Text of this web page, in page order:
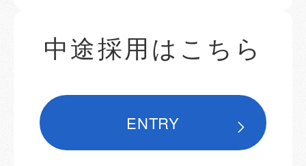
中途採用はこちら
ENTRY